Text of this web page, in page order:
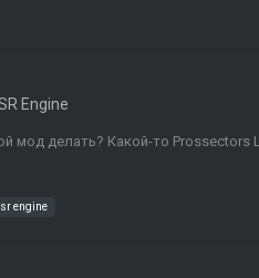
Engine
мод делать? Какой-то Prossectors
engine